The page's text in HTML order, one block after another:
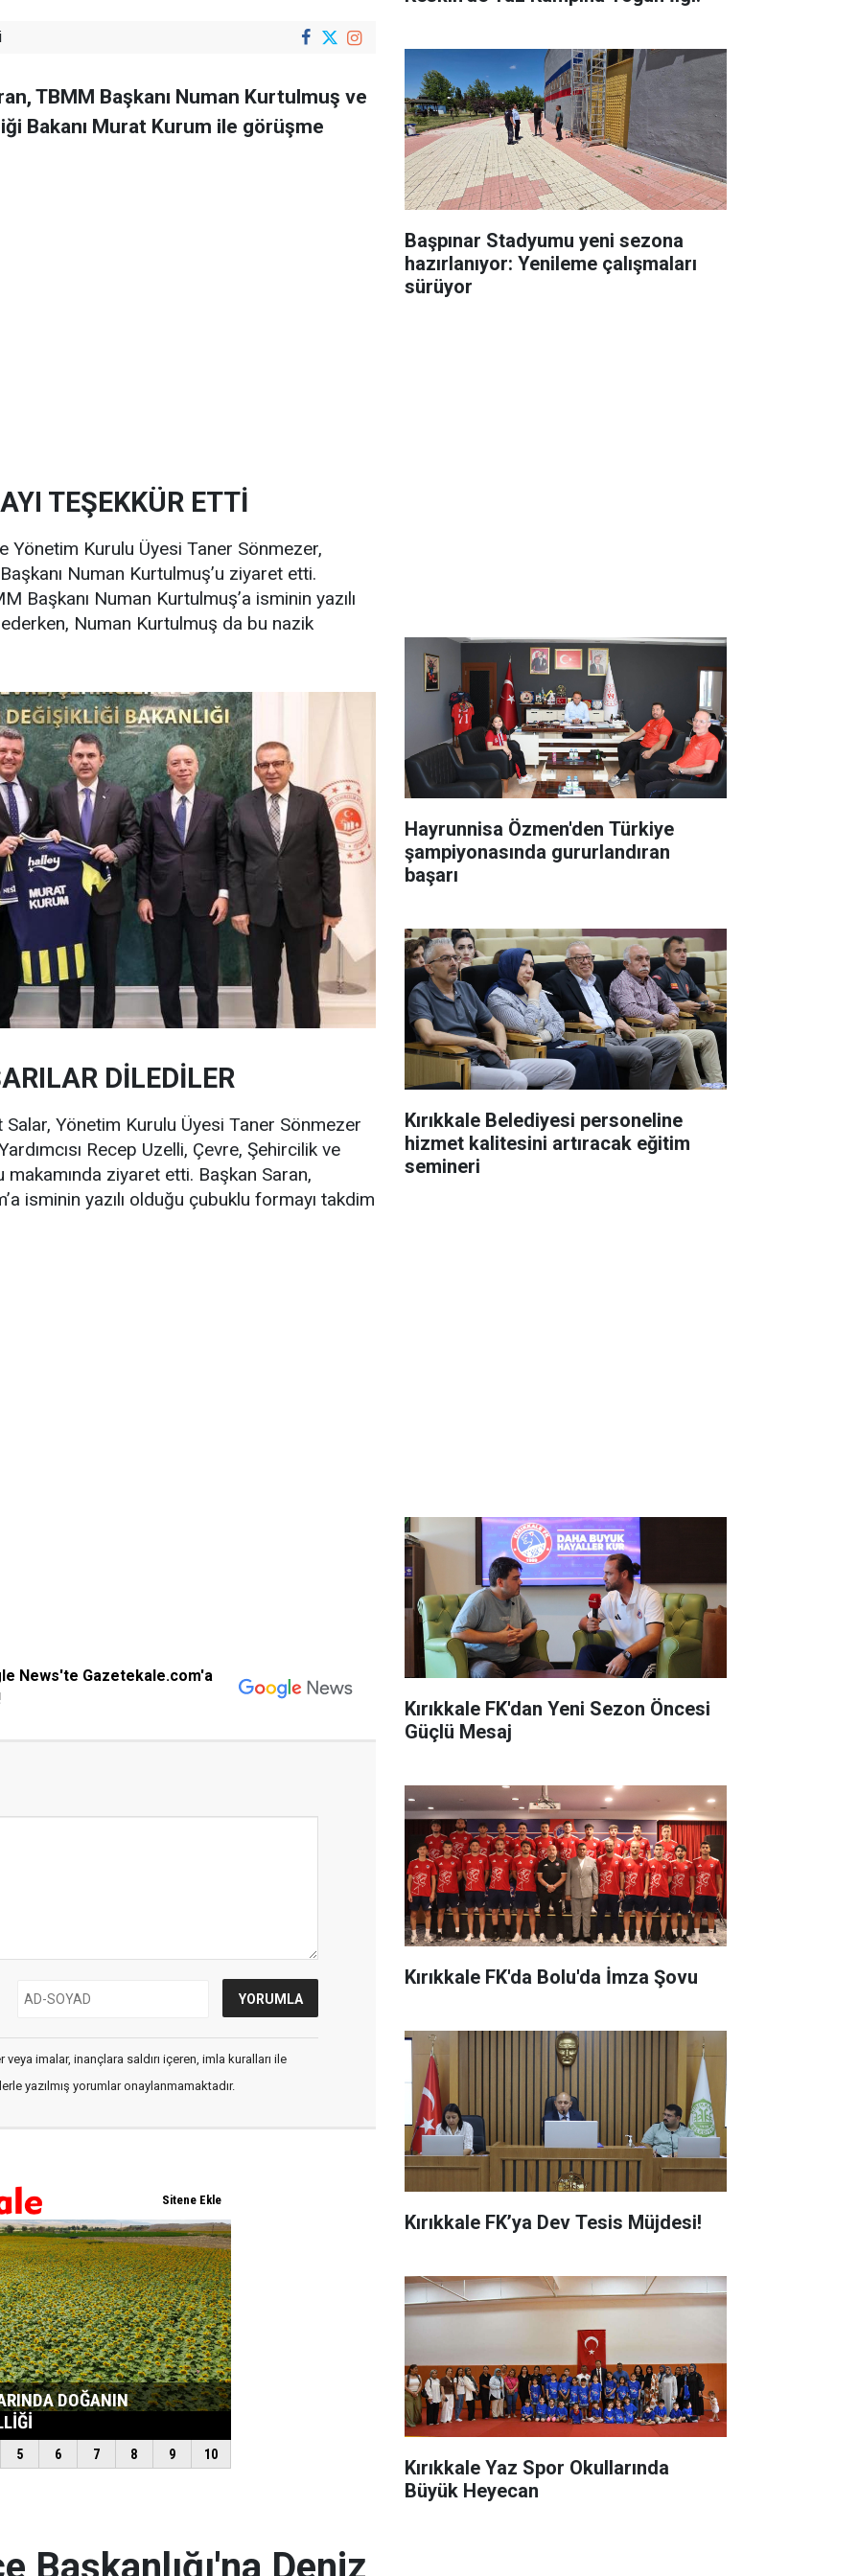
TBMM Başkanı Numan Kurtulmuş ve
Bakanı Murat Kurum ile görüşme
TEŞEKKÜR ETTİ
Yönetim Kurulu Üyesi Taner Sönmezer,
Numan Kurtulmuş’u ziyaret etti.
Başkanı Numan Kurtulmuş’a isminin yazılı
Numan Kurtulmuş da bu nazik
DİLEDİLER
Yönetim Kurulu Üyesi Taner Sönmezer
Recep Uzelli, Çevre, Şehircilik ve
ziyaret etti. Başkan Saran,
isminin yazılı olduğu çubuklu formayı takdim
News'te Gazetekale.com'a
imalar, inançlara saldırı içeren, imla kuralları ile
yazılmış yorumlar onaylanmamaktadır.
Başpınar Stadyumu yeni sezona
hazırlanıyor: Yenileme çalışmaları
sürüyor
Hayrunnisa Özmen'den Türkiye
şampiyonasında gururlandıran
başarı
Kırıkkale Belediyesi personeline
hizmet kalitesini artıracak eğitim
semineri
Kırıkkale FK'dan Yeni Sezon Öncesi
Güçlü Mesaj
Kırıkkale FK'da Bolu'da İmza Şovu
Kırıkkale FK’ya Dev Tesis Müjdesi!
Kırıkkale Yaz Spor Okullarında
Büyük Heyecan
Başkanlığı'na Deniz